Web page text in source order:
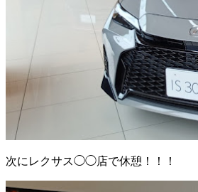
次にレクサス◯◯店で休憩！！！